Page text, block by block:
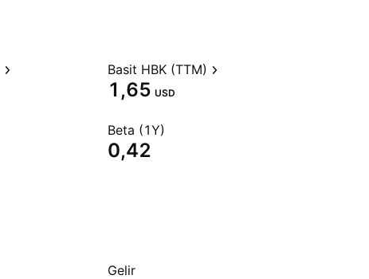
Basit HBK (TTM)
1,65 USD
Beta (1Y)
0,42
Gelir